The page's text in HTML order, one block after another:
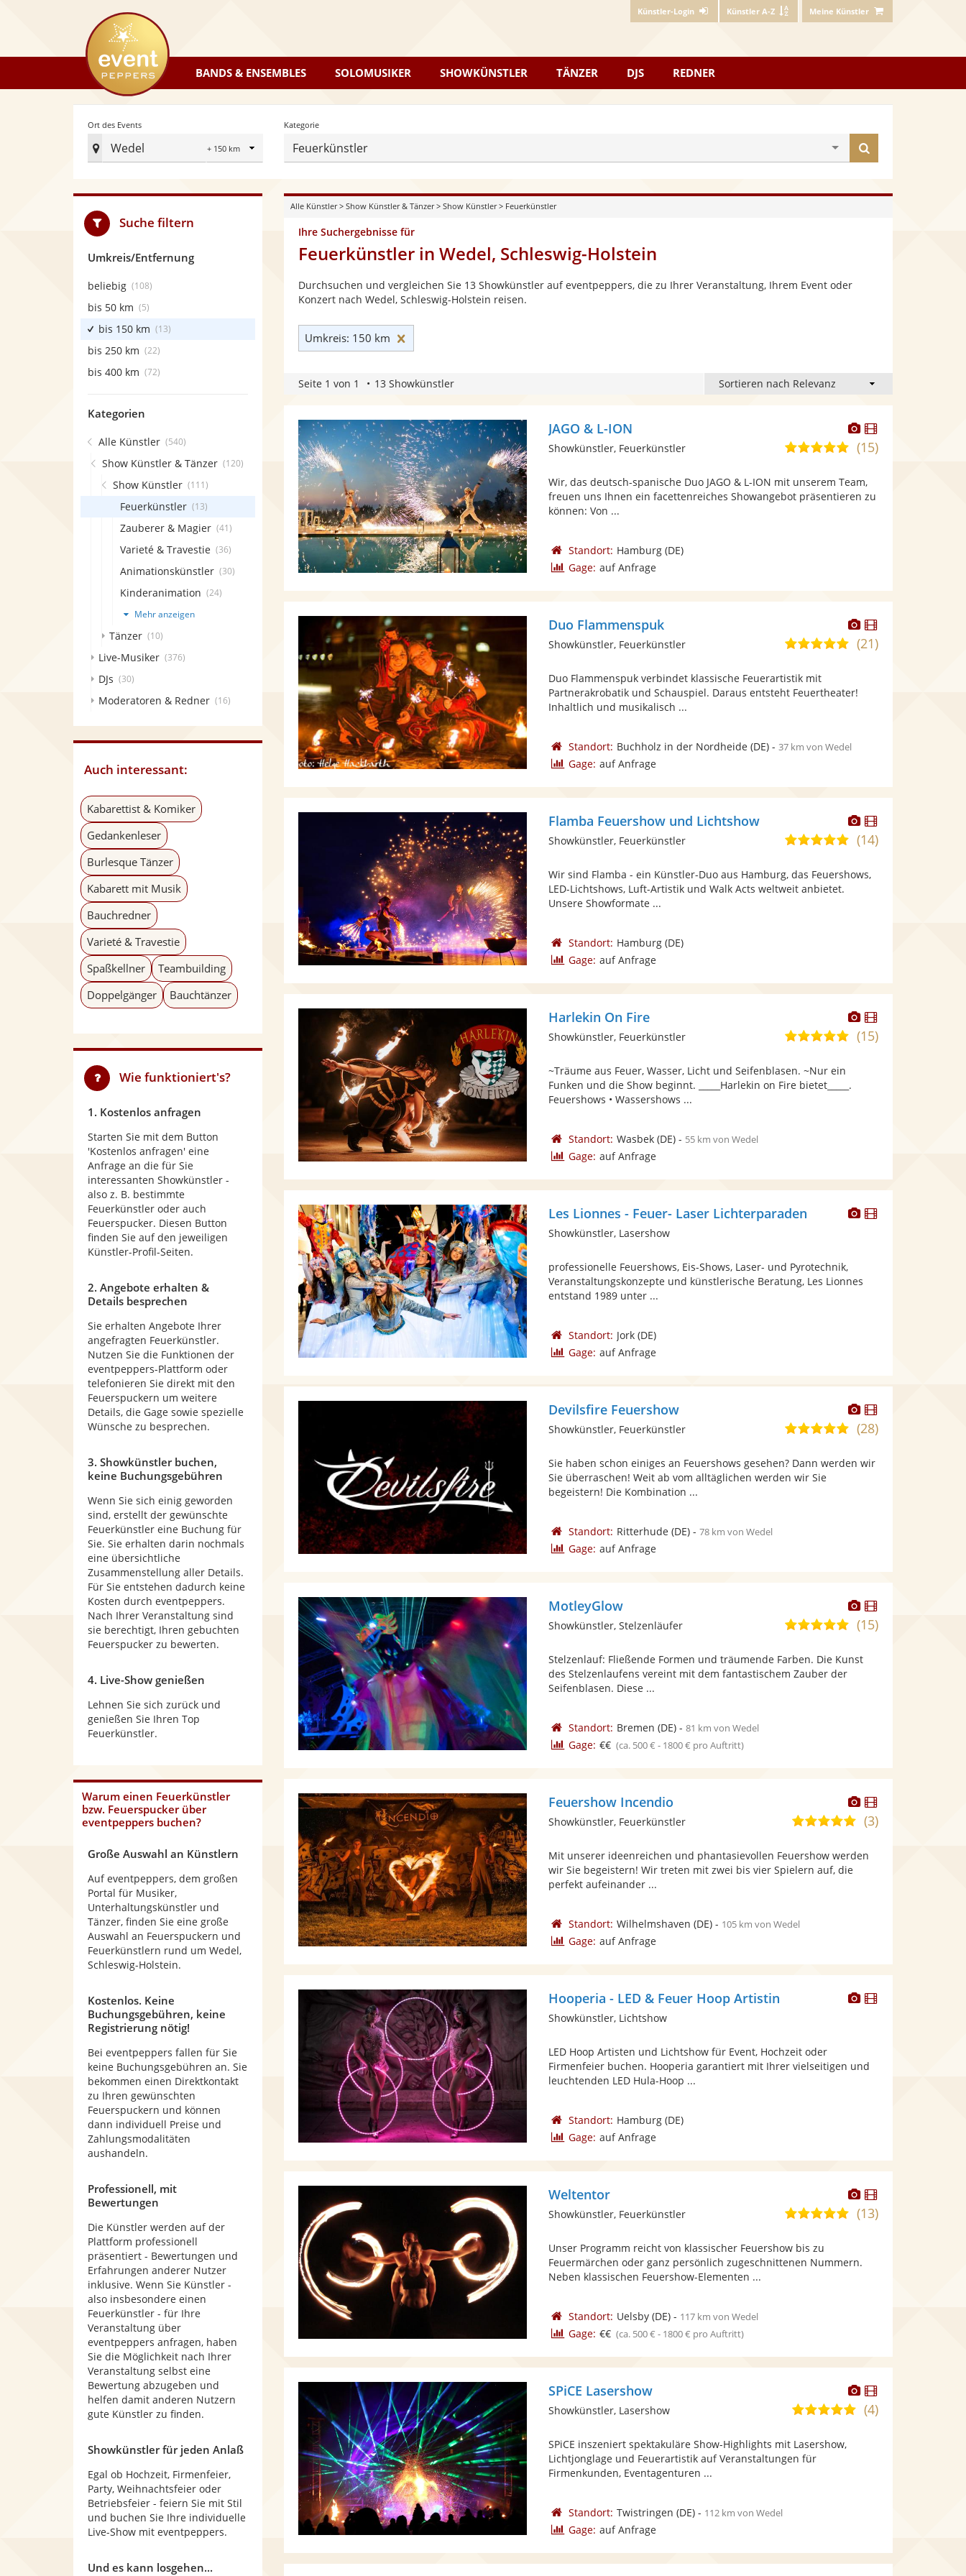
Künstler-Login Künstler A-Z Meine Künstler
eventpeppers
BANDS & ENSEMBLES SOLOMUSIKER SHOWKÜNSTLER TÄNZER DJS REDNER
Ort des Events
Wedel
Radius
Ort
Events
festlegen
Kategorie
Feuerkünstler
finden
Alle Künstler> Show Künstler & Tänzer> Show Künstler> Feuerkünstler
Ihre Suchergebnisse für
Feuerkünstler in Wedel, Schleswig-Holstein
Durchsuchen und vergleichen Sie 13 Showkünstler auf eventpeppers, die zu Ihrer Veranstaltung, Ihrem Event oder
Konzert nach Wedel, Schleswig-Holstein reisen.
Umkreis: 150 km
Seite 1 von 1 13 Showkünstler
Dieser
Künstler
stellt
bereit.
Dieser
Künstler
JAGO & L-ION
5,0
5
Sternen
(15)
Showkünstler, Feuerkünstler
Wir, das deutsch-spanische Duo JAGO & L-ION mit unserem Team,
freuen uns Ihnen ein facettenreiches Showangebot präsentieren zu
können: Von ...
Standort: Hamburg(DE)
Gage: auf Anfrage
Dieser
Künstler
stellt
Dieser
Künstler
Duo Flammenspuk
5,0
Sternen
(21)
Showkünstler, Feuerkünstler
Duo Flammenspuk verbindet klassische Feuerartistik mit
Partnerakrobatik und Schauspiel. Daraus entsteht Feuertheater!
Inhaltlich und musikalisch ...
Standort: Buchholz in der Nordheide(DE)- 37 km von Wedel
Gage: auf Anfrage
Dieser
Künstler
stellt
bereit.
Dieser
Künstler
Flamba Feuershow und Lichtshow
5,0
5
(14)
Showkünstler, Feuerkünstler
Wir sind Flamba - ein Künstler-Duo aus Hamburg, das Feuershows,
LED-Lichtshows, Luft-Artistik und Walk Acts weltweit anbietet.
Unsere Showformate ...
Standort: Hamburg(DE)
Gage: auf Anfrage
Dieser
Künstler
stellt
Dieser
Künstler
Harlekin On Fire
4,9
Sternen
(15)
Showkünstler, Feuerkünstler
~Träume aus Feuer, Wasser, Licht und Seifenblasen. ~Nur ein
Funken und die Show beginnt. _____Harlekin on Fire bietet_____.
Feuershows • Wassershows ...
Standort: Wasbek(DE)- 55 km von Wedel
Gage: auf Anfrage
DieserDieser
Les Lionnes - Feuer- Laser Lichterparaden
Showkünstler, Lasershow
professionelle Feuershows, Eis-Shows, Laser- und Pyrotechnik,
Veranstaltungskonzepte und künstlerische Beratung, Les Lionnes
entstand 1989 unter ...
Standort: Jork(DE)
Gage: auf Anfrage
Dieser
Künstler
stellt
Fotos
bereit.
Dieser
Künstler
Devilsfire Feuershow
4,9
5
(28)
Showkünstler, Feuerkünstler
Sie haben schon einiges an Feuershows gesehen? Dann werden wir
Sie überraschen! Weit ab vom alltäglichen werden wir Sie
begeistern! Die Kombination ...
Standort: Ritterhude(DE)- 78 km von Wedel
Gage: auf Anfrage
Dieser
Künstler
stellt
bereit.
Dieser
Künstler
MotleyGlow
4,8
5
(15)
Showkünstler, Stelzenläufer
Stelzenlauf: Fließende Formen und träumende Farben. Die Kunst
des Stelzenlaufens vereint mit dem fantastischem Zauber der
Seifenblasen. Diese ...
Standort: Bremen (DE)- 81 km von Wedel
Gage: €€ (ca. 500 € - 1800 € pro Auftritt)
Dieser
Künstler
stellt
bereit.
Dieser
Künstler
Feuershow Incendio
5,0
5
(3)
Showkünstler, Feuerkünstler
Mit unserer ideenreichen und phantasievollen Feuershow werden
wir Sie begeistern! Wir treten mit zwei bis vier Spielern auf, die
perfekt aufeinander ...
Standort: Wilhelmshaven (DE)- 105 km von Wedel
Gage: auf Anfrage
Dieser
bereit.
Dieser
Hooperia - LED & Feuer Hoop Artistin
Showkünstler, Lichtshow
LED Hoop Artisten und Lichtshow für Event, Hochzeit oder
Firmenfeier buchen. Hooperia garantiert mit Ihrer vielseitigen und
leuchtenden LED Hula-Hoop ...
Standort: Hamburg(DE)
Gage: auf Anfrage
Dieser
Künstler
stellt
Dieser
Künstler
Weltentor
5,0
Sternen
(13)
Showkünstler, Feuerkünstler
Unser Programm reicht von klassischer Feuershow bis zu
Feuermärchen oder ganz persönlich zugeschnittenen Nummern.
Neben klassischen Feuershow-Elementen ...
Standort: Uelsby(DE)- 117 km von Wedel
Gage: €€ (ca. 500 € - 1800 € pro Auftritt)
Dieser
Künstler
stellt
Dieser
Künstler
SPiCE Lasershow
5,0(4)
Showkünstler, Lasershow
SPiCE inszeniert spektakuläre Show-Highlights mit Lasershow,
Lichtjonglage und Feuerartistik auf Veranstaltungen für
Firmenkunden, Eventagenturen ...
Standort: Twistringen (DE)- 112 km von Wedel
Gage: auf Anfrage
Suche filtern
Umkreis/Entfernung
beliebig (108)
bis 50 km (5)
bis 150 km (13)
bis 250 km (22)
bis 400 km (72)
Kategorien
Alle Künstler (540)
Show Künstler & Tänzer (120)
Show Künstler (111)
Feuerkünstler (13)
Zauberer & Magier (41)
Varieté & Travestie (36)
Animationskünstler (30)
Kinderanimation (24)
Mehr anzeigen
Tänzer (10)
Live-Musiker (376)
DJs (30)
Moderatoren & Redner (16)
Auch interessant:
Kabarettist & Komiker
Gedankenleser
Burlesque Tänzer
Kabarett mit Musik
Bauchredner
Varieté & Travestie
Spaßkellner
Teambuilding
Doppelgänger
Bauchtänzer
Wie funktioniert's?
1. Kostenlos anfragen
Starten Sie mit dem Button
'Kostenlos anfragen' eine
Anfrage an die für Sie
interessanten Showkünstler -
also z. B. bestimmte
Feuerkünstler oder auch
Feuerspucker. Diesen Button
finden Sie auf den jeweiligen
Künstler-Profil-Seiten.
2. Angebote erhalten &
Details besprechen
Sie erhalten Angebote Ihrer
angefragten Feuerkünstler.
Nutzen Sie die Funktionen der
eventpeppers-Plattform oder
telefonieren Sie direkt mit den
Feuerspuckern um weitere
Details, die Gage sowie spezielle
Wünsche zu besprechen.
3. Showkünstler buchen,
keine Buchungsgebühren
Wenn Sie sich einig geworden
sind, erstellt der gewünschte
Feuerkünstler eine Buchung für
Sie. Sie erhalten darin nochmals
eine übersichtliche
Zusammenstellung aller Details.
Für Sie entstehen dadurch keine
Kosten durch eventpeppers.
Nach Ihrer Veranstaltung sind
sie berechtigt, Ihren gebuchten
Feuerspucker zu bewerten.
4. Live-Show genießen
Lehnen Sie sich zurück und
genießen Sie Ihren Top
Feuerkünstler.
Warum einen Feuerkünstler
bzw. Feuerspucker über
eventpeppers buchen?
Große Auswahl an Künstlern
Auf eventpeppers, dem großen
Portal für Musiker,
Unterhaltungskünstler und
Tänzer, finden Sie eine große
Auswahl an Feuerspuckern und
Feuerkünstlern rund um Wedel,
Schleswig-Holstein.
Kostenlos. Keine
Buchungsgebühren, keine
Registrierung nötig!
Bei eventpeppers fallen für Sie
keine Buchungsgebühren an. Sie
bekommen einen Direktkontakt
zu Ihren gewünschten
Feuerspuckern und können
dann individuell Preise und
Zahlungsmodalitäten
aushandeln.
Professionell, mit
Bewertungen
Die Künstler werden auf der
Plattform professionell
präsentiert - Bewertungen und
Erfahrungen anderer Nutzer
inklusive. Wenn Sie Künstler -
also insbesondere einen
Feuerkünstler - für Ihre
Veranstaltung über
eventpeppers anfragen, haben
Sie die Möglichkeit nach Ihrer
Veranstaltung selbst eine
Bewertung abzugeben und
helfen damit anderen Nutzern
gute Künstler zu finden.
Showkünstler für jeden Anlaß
Egal ob Hochzeit, Firmenfeier,
Party, Weihnachtsfeier oder
Betriebsfeier - feiern Sie mit Stil
und buchen Sie Ihre individuelle
Live-Show mit eventpeppers.
Und es kann losgehen...